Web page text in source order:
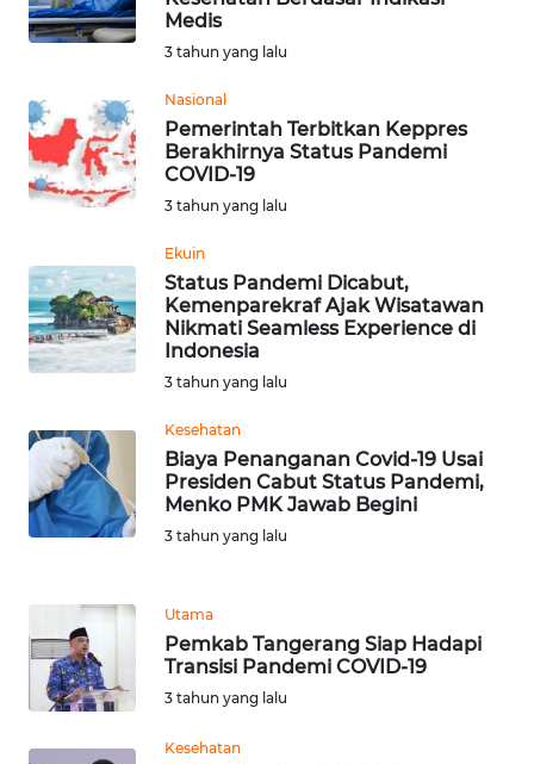
Medis
3 tahun yang lalu
Nasional
Pemerintah Terbitkan Keppres
Berakhirnya Status Pandemi
COVID-19
3 tahun yang lalu
Ekuin
Status Pandemi Dicabut,
Kemenparekraf Ajak Wisatawan
Nikmati Seamless Experience di
Indonesia
3 tahun yang lalu
Kesehatan
Biaya Penanganan Covid-19 Usai
Presiden Cabut Status Pandemi,
Menko PMK Jawab Begini
3 tahun yang lalu
Utama
Pemkab Tangerang Siap Hadapi
Transisi Pandemi COVID-19
3 tahun yang lalu
Kesehatan
WN
KALTARA
KALSEL
WN
KALTIM
SULSEL
WN
GORONTALO
SULUT
WN
MALUKU